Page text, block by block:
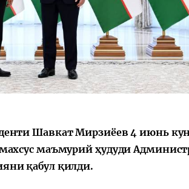
Шавкат Мирзиёев 4 июнь
маъмурий ҳудуди
қабул қилди.